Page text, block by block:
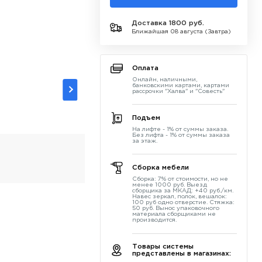
Доставка 1800 руб.
Ближайшая 08 августа (Завтра)
Оплата
Онлайн, наличными,
банковскими картами, картами
рассрочки "Халва" и "Совесть"
Подъем
На лифте - 1% от суммы заказа.
Без лифта - 1% от суммы заказа
за этаж.
Сборка мебели
Сборка: 7% от стоимости, но не
менее 1000 руб. Выезд
сборщика за МКАД: +40 руб./км.
Навес зеркал, полок, вешалок:
100 руб одно отверстие. Стяжка:
50 руб. Вынос упаковочного
материала сборщиками не
производится.
Товары системы
представлены в магазинах: